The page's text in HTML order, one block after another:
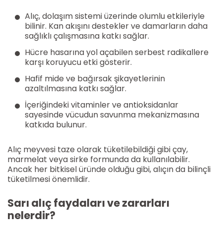
Alıç, dolaşım sistemi üzerinde olumlu etkileriyle
bilinir. Kan akışını destekler ve damarların daha
sağlıklı çalışmasına katkı sağlar.
Hücre hasarına yol açabilen serbest radikallere
karşı koruyucu etki gösterir.
Hafif mide ve bağırsak şikayetlerinin
azaltılmasına katkı sağlar.
İçeriğindeki vitaminler ve antioksidanlar
sayesinde vücudun savunma mekanizmasına
katkıda bulunur.
Alıç meyvesi taze olarak tüketilebildiği gibi çay,
marmelat veya sirke formunda da kullanılabilir.
Ancak her bitkisel üründe olduğu gibi, alıçın da bilinçli
tüketilmesi önemlidir.
Sarı alıç faydaları ve zararları
nelerdir?